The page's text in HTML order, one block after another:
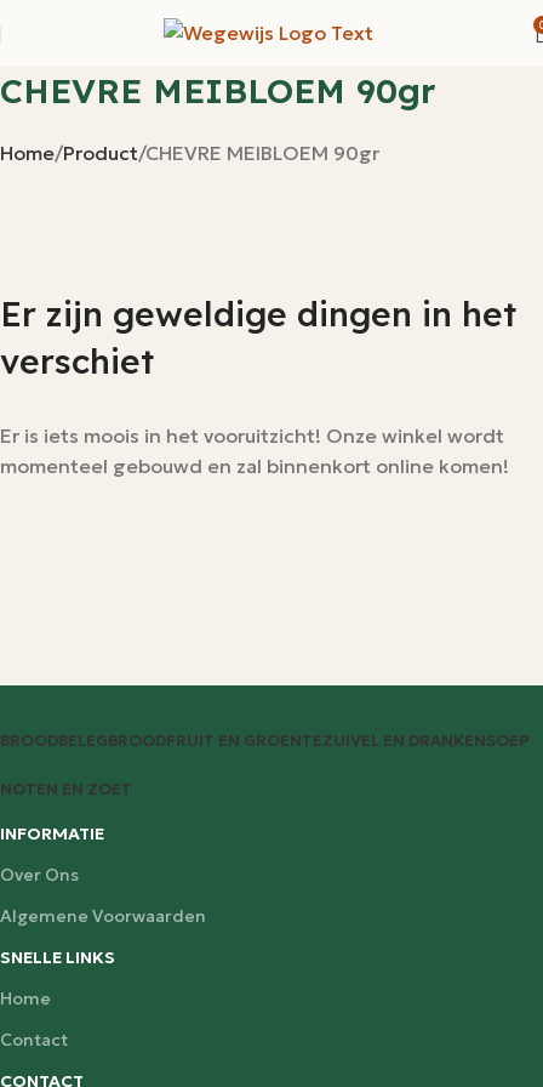
CHEVRE MEIBLOEM 90gr
Home Product CHEVRE MEIBLOEM 90gr
Er zijn geweldige dingen in het
verschiet
Er is iets moois in het vooruitzicht! Onze winkel wordt
momenteel gebouwd en zal binnenkort online komen!
BROODBELEGBROODFRUIT EN GROENTEZUIVEL EN DRANKENSOEP
NOTEN EN ZOET
INFORMATIE
Over Ons
Algemene Voorwaarden
SNELLE LINKS
Home
Contact
CONTACT